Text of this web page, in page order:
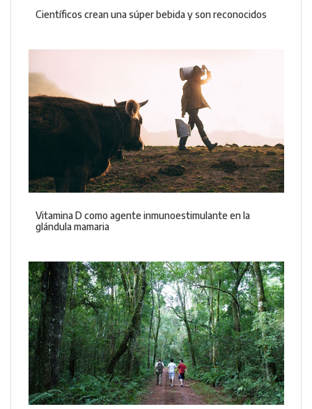
Científicos crean una súper bebida y son reconocidos
Vitamina D como agente inmunoestimulante en la
glándula mamaria